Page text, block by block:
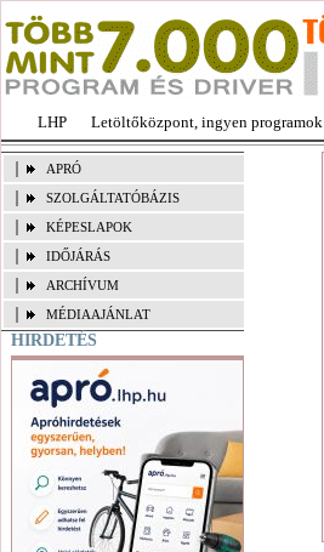
LHP Letöltőközpont, ingyen programok
APRÓ
SZOLGÁLTATÓBÁZIS
KÉPESLAPOK
IDŐJÁRÁS
ARCHÍVUM
MÉDIAAJÁNLAT
HIRDETÉS